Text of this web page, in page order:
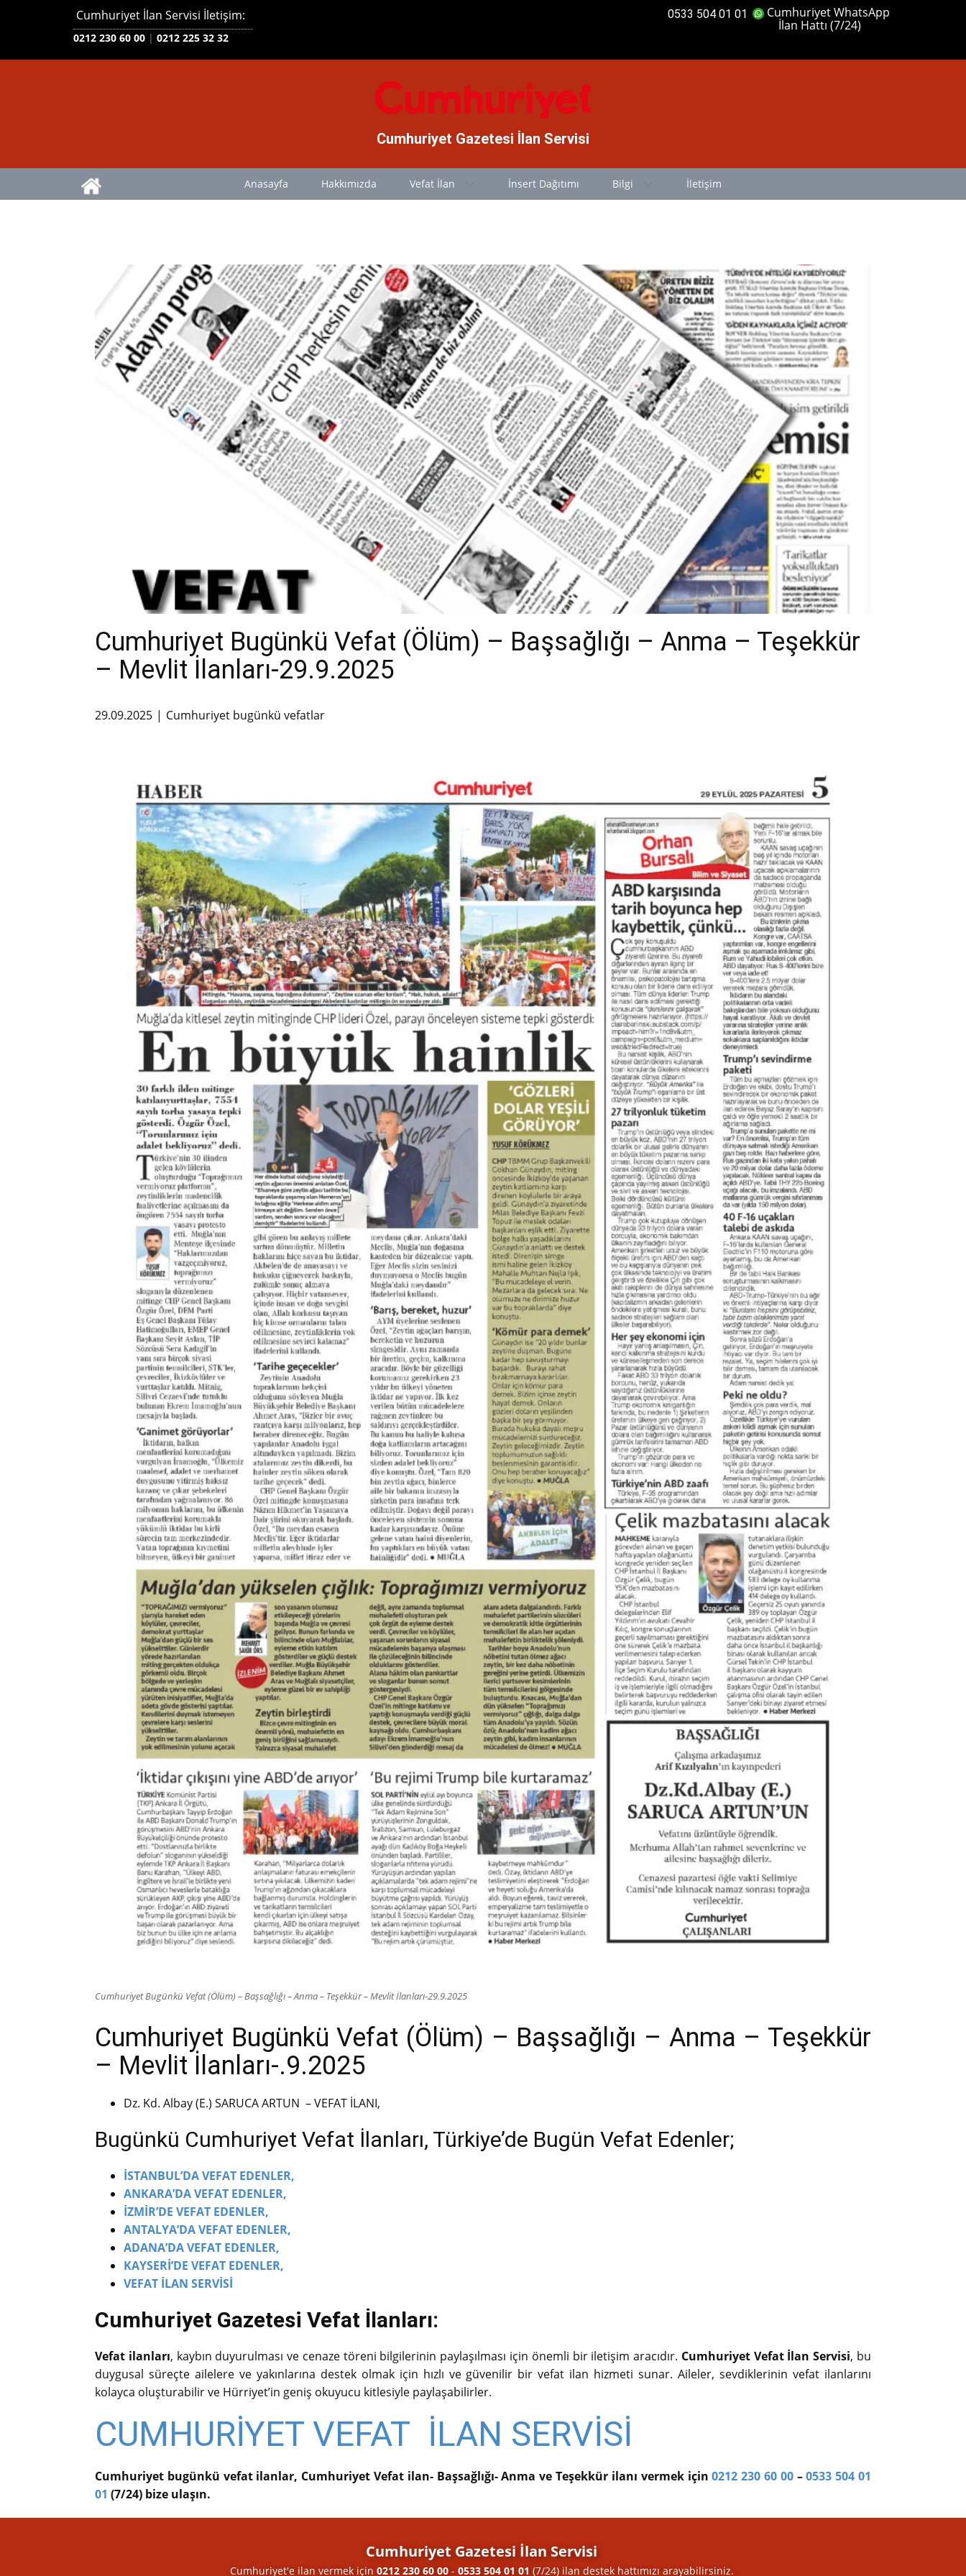
Cumhuriyet WhatsApp
İlan Hattı (7/24)
0533 504 01 01
Cumhuriyet İlan Servisi İletişim:
0212 230 60 00 | 0212 225 32 32
Cumhuriyet Gazetesi İlan Servisi
Anasayfa Hakkımızda Vefat İlan İnsert Dağıtımı Bilgi İletişim
Cumhuriyet Bugünkü Vefat (Ölüm) – Başsağlığı – Anma – Teşekkür
– Mevlit İlanları-29.9.2025
29.09.2025 Cumhuriyet bugünkü vefatlar
Cumhuriyet Bugünkü Vefat (Ölüm) – Başsağlığı – Anma – Teşekkür – Mevlit İlanları-29.9.2025
Cumhuriyet Bugünkü Vefat (Ölüm) – Başsağlığı – Anma – Teşekkür
– Mevlit İlanları-.9.2025
Dz. Kd. Albay (E.) SARUCA ARTUN – VEFAT İLANI,
Bugünkü Cumhuriyet Vefat İlanları, Türkiye’de Bugün Vefat Edenler;
İSTANBUL’DA VEFAT EDENLER,
ANKARA’DA VEFAT EDENLER,
İZMİR’DE VEFAT EDENLER,
ANTALYA’DA VEFAT EDENLER,
ADANA’DA VEFAT EDENLER,
KAYSERİ’DE VEFAT EDENLER,
VEFAT İLAN SERVİSİ
Cumhuriyet Gazetesi Vefat İlanları:
Vefat ilanları, kaybın duyurulması ve cenaze töreni bilgilerinin paylaşılması için önemli bir iletişim aracıdır. Cumhuriyet Vefat İlan Servisi, bu
duygusal süreçte ailelere ve yakınlarına destek olmak için hızlı ve güvenilir bir vefat ilan hizmeti sunar. Aileler, sevdiklerinin vefat ilanlarını
kolayca oluşturabilir ve Hürriyet’in geniş okuyucu kitlesiyle paylaşabilirler.
CUMHURİYET VEFAT İLAN SERVİSİ
Cumhuriyet bugünkü vefat ilanlar, Cumhuriyet Vefat ilan- Başsağlığı- Anma ve Teşekkür ilanı vermek için0212 230 60 00–0533 504 01
01 (7/24) bize ulaşın.
Cumhuriyet Gazetesi İlan Servisi
Cumhuriyet'e ilan vermek için 0212 230 60 00 - 0533 504 01 01 (7/24) ilan destek​ hattımızı arayabilirsiniz.